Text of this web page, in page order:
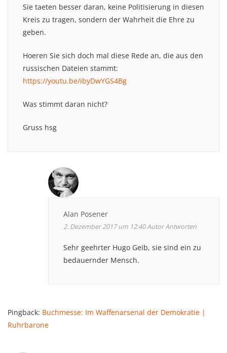
Sie taeten besser daran, keine Politisierung in diesen
Kreis zu tragen, sondern der Wahrheit die Ehre zu
geben.
Hoeren Sie sich doch mal diese Rede an, die aus den
russischen Dateien stammt:
https://youtu.be/ibyDwYGS4Bg
Was stimmt daran nicht?
Gruss hsg
Alan Posener
2. Dezember 2017 um 12:40AutorAntworten
Sehr geehrter Hugo Geib, sie sind ein zu
bedauernder Mensch.
Pingback: Buchmesse: Im Waffenarsenal der Demokratie |
Ruhrbarone